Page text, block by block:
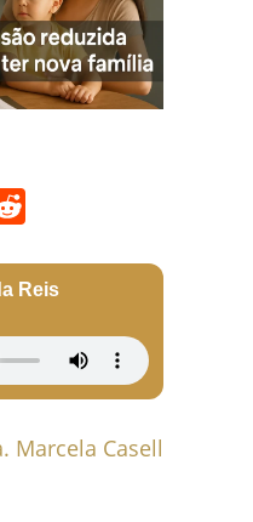
Reis
Marcela Caselli